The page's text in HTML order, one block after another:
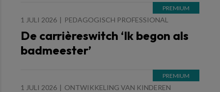
1 JULI 2026 PEDAGOGISCH PROFESSIONAL
De carrièreswitch ‘Ik begon als
badmeester’
1 JULI 2026 ONTWIKKELING VAN KINDEREN